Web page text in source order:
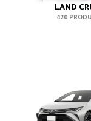
LAND
420